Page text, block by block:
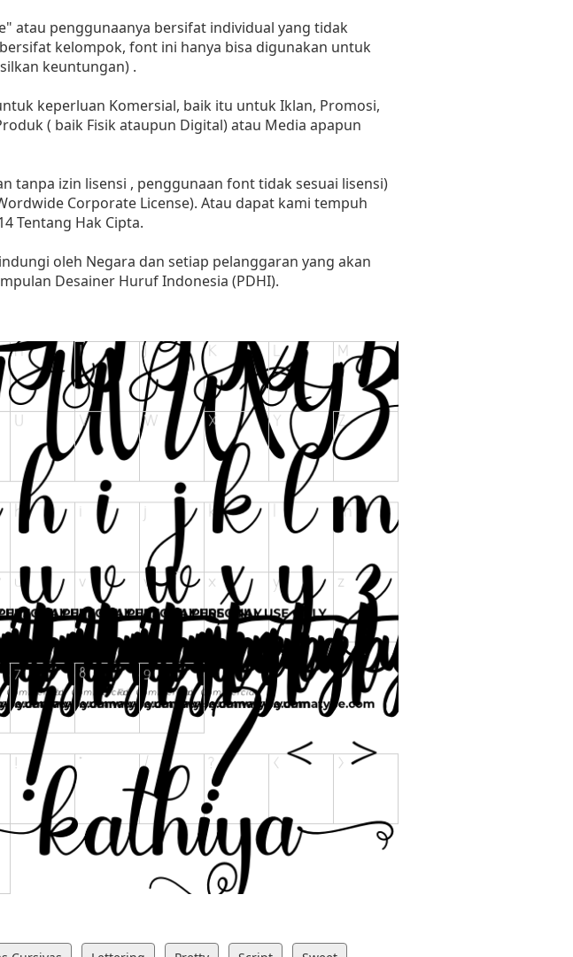
atau penggunaanya bersifat individual yang tidak
kelompok, font ini hanya bisa digunakan untuk
keuntungan) .
keperluan Komersial, baik itu untuk Iklan, Promosi,
( baik Fisik ataupun Digital) atau Media apapun
tanpa izin lisensi , penggunaan font tidak sesuai lisensi)
Corporate License). Atau dapat kami tempuh
Tentang Hak Cipta.
oleh Negara dan setiap pelanggaran yang akan
Desainer Huruf Indonesia (PDHI).